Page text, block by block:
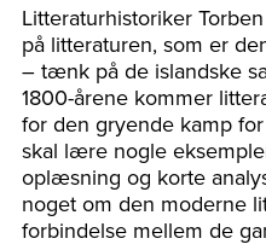
Litteraturhistoriker
på litteraturen, som er
– tænk på de islandske
1800-årene kommer
for den gryende kamp
skal lære nogle
oplæsning og korte
noget om den moderne
forbindelse mellem de